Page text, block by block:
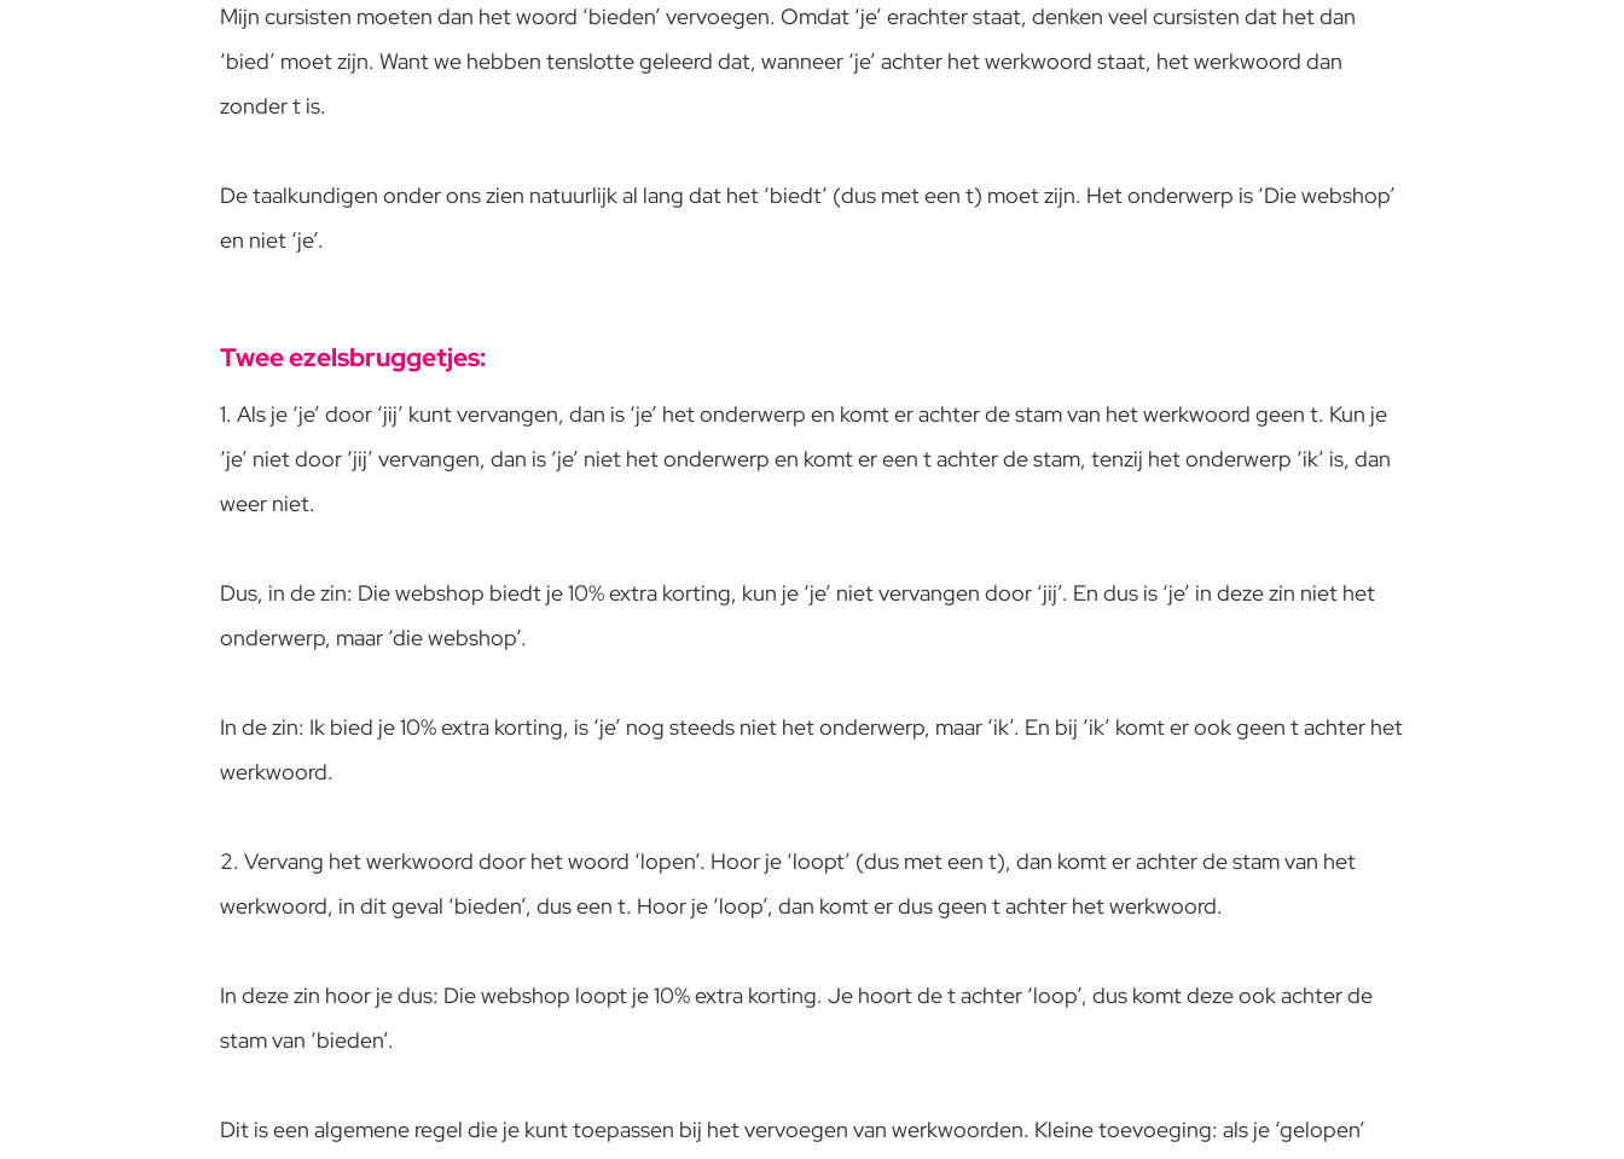
Mijn cursisten moeten dan het woord ‘bieden’ vervoegen. Omdat ‘je’ erachter staat, denken veel cursisten dat het dan
‘bied’ moet zijn. Want we hebben tenslotte geleerd dat, wanneer ‘je’ achter het werkwoord staat, het werkwoord dan
zonder t is.
De taalkundigen onder ons zien natuurlijk al lang dat het ‘biedt’ (dus met een t) moet zijn. Het onderwerp is ‘Die webshop’
en niet ‘je’.
Twee ezelsbruggetjes:
1. Als je ‘je’ door ‘jij’ kunt vervangen, dan is ‘je’ het onderwerp en komt er achter de stam van het werkwoord geen t. Kun je
‘je’ niet door ‘jij’ vervangen, dan is ‘je’ niet het onderwerp en komt er een t achter de stam, tenzij het onderwerp ‘ik’ is, dan
weer niet.
Dus, in de zin: Die webshop biedt je 10% extra korting, kun je ‘je’ niet vervangen door ‘jij’. En dus is ‘je’ in deze zin niet het
onderwerp, maar ‘die webshop’.
In de zin: Ik bied je 10% extra korting, is ‘je’ nog steeds niet het onderwerp, maar ‘ik’. En bij ‘ik’ komt er ook geen t achter het
werkwoord.
2. Vervang het werkwoord door het woord ‘lopen’. Hoor je ‘loopt’ (dus met een t), dan komt er achter de stam van het
werkwoord, in dit geval ‘bieden’, dus een t. Hoor je ‘loop’, dan komt er dus geen t achter het werkwoord.
In deze zin hoor je dus: Die webshop loopt je 10% extra korting. Je hoort de t achter ‘loop’, dus komt deze ook achter de
stam van ‘bieden’.
Dit is een algemene regel die je kunt toepassen bij het vervoegen van werkwoorden. Kleine toevoeging: als je ‘gelopen’